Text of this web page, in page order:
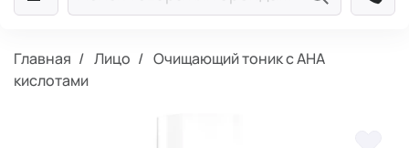
Главная Лицо
Очищающий тоник с AHA
кислотами